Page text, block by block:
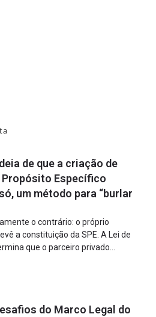
de que a criação de
Propósito Específico
um método para “burlar
o contrário: o próprio
a constituição da SPE. A Lei de
que o parceiro privado
a suposta “fraude à licitação” é
do Marco Legal do